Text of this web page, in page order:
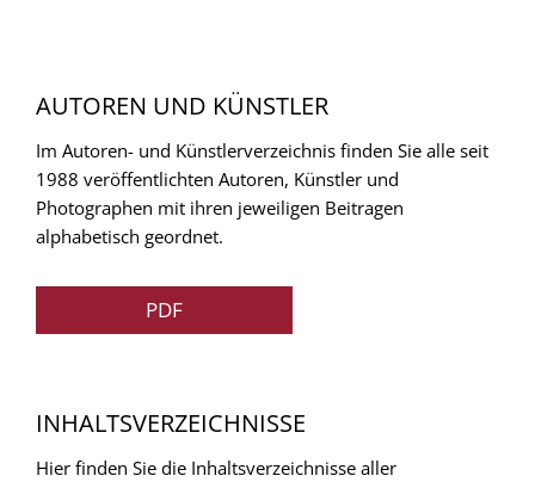
AUTOREN UND KÜNSTLER
Im Autoren- und Künstlerverzeichnis finden Sie alle seit
1988 veröffentlichten Autoren, Künstler und
Photographen mit ihren jeweiligen Beitragen
alphabetisch geordnet.
PDF
INHALTSVERZEICHNISSE
Hier finden Sie die Inhaltsverzeichnisse aller